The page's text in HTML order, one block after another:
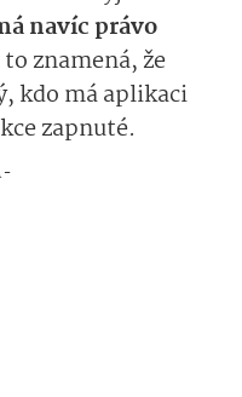
navíc právo
znamená, že
kdo má aplikaci
zapnuté.